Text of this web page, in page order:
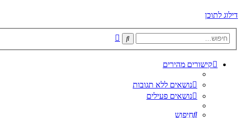
דילוג לתוכן
חיפוש
קישורים מהירים
נושאים ללא תגובות
נושאים פעילים
חיפוש